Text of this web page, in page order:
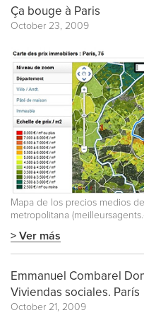
Ça bouge à Paris
October 23, 2009
Mapa de los precios medios
metropolitana
> Ver más
Emmanuel Combarel
Viviendas sociales. París
October 21, 2009